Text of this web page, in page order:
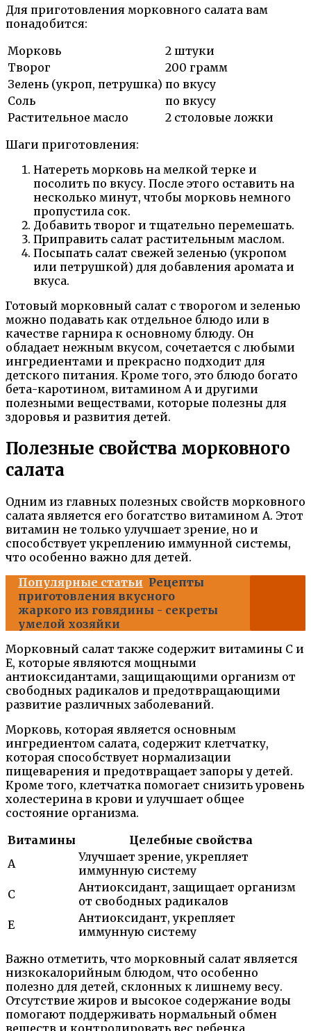
Для приготовления морковного салата вам
понадобится:
Морковь
2 штуки
Творог
200 грамм
Зелень (укроп, петрушка) по вкусу
Соль
по вкусу
Растительное масло
2 столовые ложки
Шаги приготовления:
Натереть морковь на мелкой терке и
посолить по вкусу. После этого оставить на
несколько минут, чтобы морковь немного
пропустила сок.
Добавить творог и тщательно перемешать.
Приправить салат растительным маслом.
Посыпать салат свежей зеленью (укропом
или петрушкой) для добавления аромата и
вкуса.
Готовый морковный салат с творогом и зеленью
можно подавать как отдельное блюдо или в
качестве гарнира к основному блюду. Он
обладает нежным вкусом, сочетается с любыми
ингредиентами и прекрасно подходит для
детского питания. Кроме того, это блюдо богато
бета-каротином, витамином А и другими
полезными веществами, которые полезны для
здоровья и развития детей.
Полезные свойства морковного
салата
Одним из главных полезных свойств морковного
салата является его богатство витамином А. Этот
витамин не только улучшает зрение, но и
способствует укреплению иммунной системы,
что особенно важно для детей.
Популярные статьи Рецепты
приготовления вкусного
жаркого из говядины - секреты
умелой хозяйки
Морковный салат также содержит витамины C и
E, которые являются мощными
антиоксидантами, защищающими организм от
свободных радикалов и предотвращающими
развитие различных заболеваний.
Морковь, которая является основным
ингредиентом салата, содержит клетчатку,
которая способствует нормализации
пищеварения и предотвращает запоры у детей.
Кроме того, клетчатка помогает снизить уровень
холестерина в крови и улучшает общее
состояние организма.
Витамины
Целебные свойства
А
Улучшает зрение, укрепляет
иммунную систему
C
Антиоксидант, защищает организм
от свободных радикалов
E
Антиоксидант, укрепляет
иммунную систему
Важно отметить, что морковный салат является
низкокалорийным блюдом, что особенно
полезно для детей, склонных к лишнему весу.
Отсутствие жиров и высокое содержание воды
помогают поддерживать нормальный обмен
веществ и контролировать вес ребенка.